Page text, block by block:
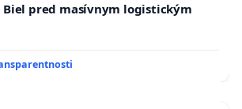
Biel pred masívnym logistickým